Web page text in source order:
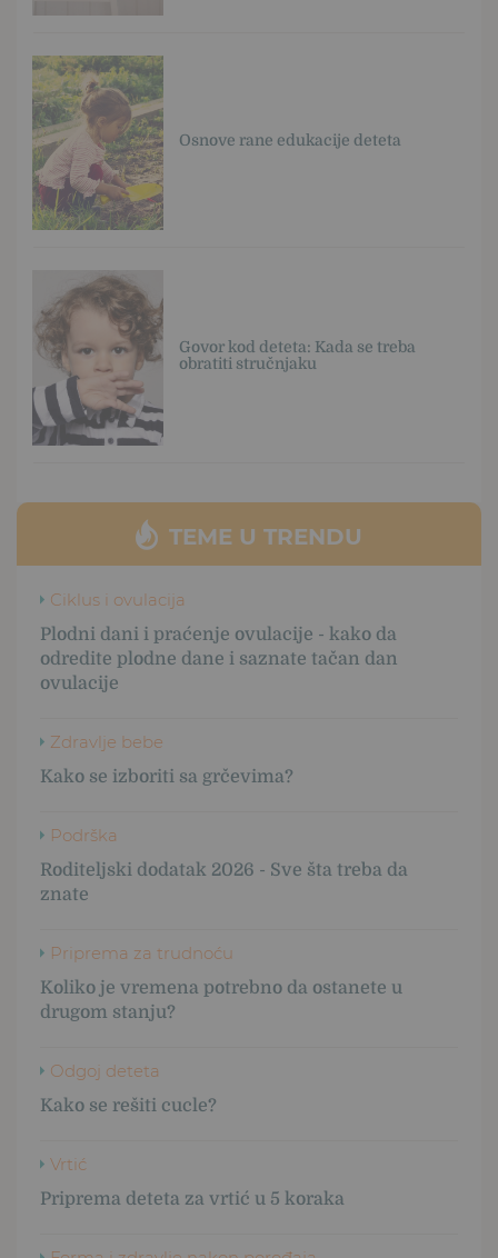
TEME U TRENDU
Ciklus i ovulacija
Plodni dani i praćenje ovulacije - kako da
odredite plodne dane i saznate tačan dan
ovulacije
Zdravlje bebe
Kako se izboriti sa grčevima?
Podrška
Roditeljski dodatak 2026 - Sve šta treba da
znate
Priprema za trudnoću
Koliko je vremena potrebno da ostanete u
drugom stanju?
Odgoj deteta
Kako se rešiti cucle?
Vrtić
Priprema deteta za vrtić u 5 koraka
Osnove rane edukacije deteta
Govor kod deteta: Kada se treba
obratiti stručnjaku